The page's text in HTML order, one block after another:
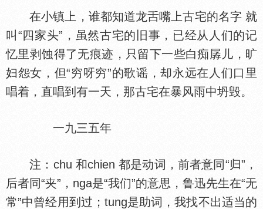
在小镇上，谁都知道龙
嘴上古宅的名字 就
叫“四家头”，虽然古宅的旧事，已经从人们的记
忆里剥蚀得了无痕迹，只留下一些白痴孱儿，旷
妇怨女，但“穷呀穷”的歌谣，却永远在人们口里
唱着，直唱到有一天，那古宅在暴风雨中坍毁。
一九三五年
注：chu 和chien 都是动词，前者意同“归”，
后者同“夹”，nga是“我们”的意思，鲁迅先生在“无
常”中曾经用到过；tung是助词，我找不出适当的